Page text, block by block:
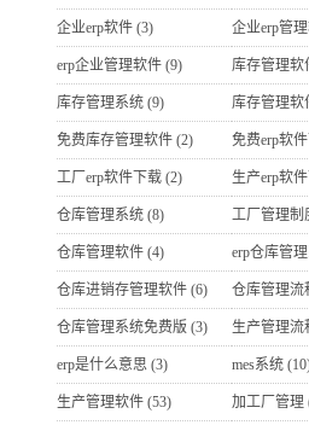
企业erp软件 (3) 企业erp管
erp企业管理软件 (9) 库存管理软
库存管理系统 (9) 库存管理软
免费库存管理软件 (2) 免费erp软
工厂erp软件下载 (2) 生产erp软
仓库管理系统 (8) 工厂管理制
仓库管理软件 (4) erp仓库管
仓库进销存管理软件 (6) 仓库管理流
仓库管理系统免费版 (3) 生产管理流
erp是什么意思 (3) mes系统
生产管理软件 (53) 加工厂管理